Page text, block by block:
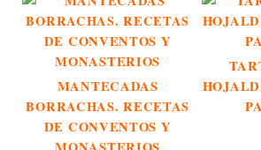
MANTECADAS
BORRACHAS. RECETAS
DE CONVENTOS Y